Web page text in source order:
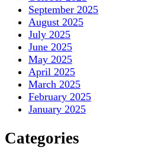
September 2025
August 2025
July 2025
June 2025
May 2025
April 2025
March 2025
February 2025
January 2025
Categories